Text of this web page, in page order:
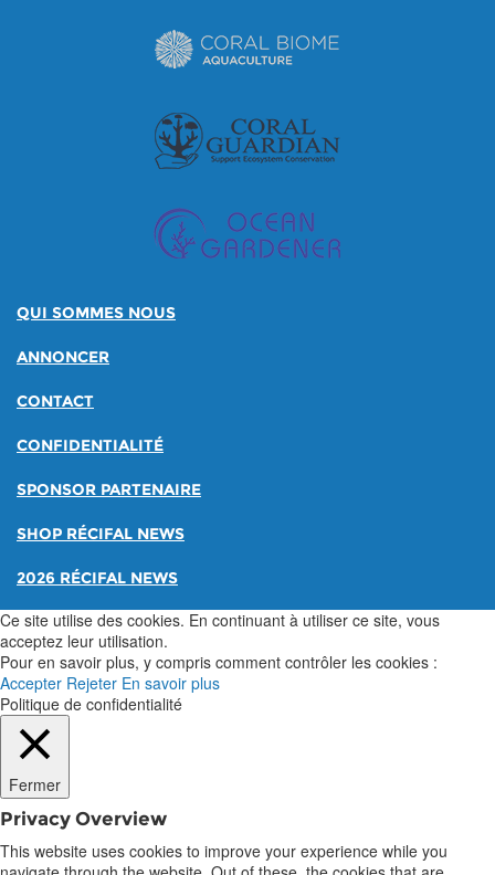
QUI SOMMES NOUS
ANNONCER
CONTACT
CONFIDENTIALITÉ
SPONSOR PARTENAIRE
SHOP RÉCIFAL NEWS
2026 RÉCIFAL NEWS
Ce site utilise des cookies. En continuant à utiliser ce site, vous
acceptez leur utilisation.
Pour en savoir plus, y compris comment contrôler les cookies :
Accepter Rejeter En savoir plus
Politique de confidentialité
Fermer
Privacy Overview
This website uses cookies to improve your experience while you